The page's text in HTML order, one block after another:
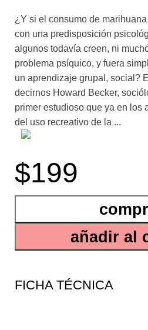
¿Y si el consumo de
con una predisposición
algunos todavía creen, ni
problema psíquico, y fuera
un aprendizaje grupal, social?
decirnos Howard Becker,
primer estudioso que ya en los
del uso recreativo de la ...
“abuso”. Las sensaciones
nos revela, no son automática o
la interacción con otros, y en
del gusto por las ostras o el
experimentadas orientan y
primeros efectos, para que no
tiene mucha sed, siente un
$199
añadir al
FICHA TÉCNICA